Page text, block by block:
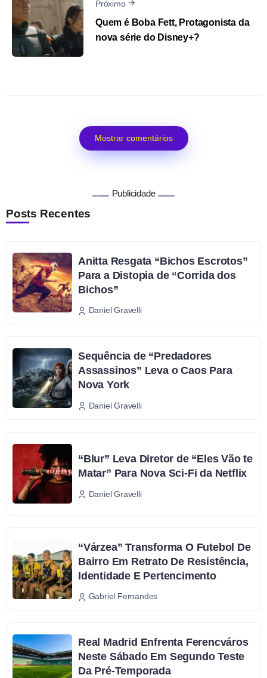
Próximo
Quem é Boba Fett, Protagonista da
nova série do Disney+?
Mostrar comentários
Publicidade
Posts Recentes
Anitta Resgata “Bichos Escrotos”
Para a Distopia de “Corrida dos
Bichos”
Daniel Gravelli
Sequência de “Predadores
Assassinos” Leva o Caos Para
Nova York
Daniel Gravelli
“Blur” Leva Diretor de “Eles Vão te
Matar” Para Nova Sci-Fi da Netflix
Daniel Gravelli
“Várzea” Transforma O Futebol De
Bairro Em Retrato De Resistência,
Identidade E Pertencimento
Gabriel Fernandes
Real Madrid Enfrenta Ferencváros
Neste Sábado Em Segundo Teste
Da Pré-Temporada